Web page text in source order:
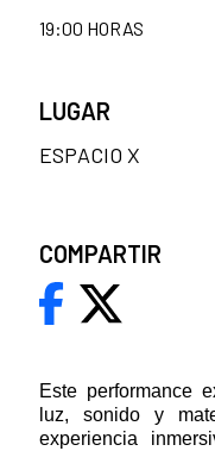
Este performance
luz, sonido y
experiencia
19:00 HORAS
LUGAR
ESPACIO X
COMPARTIR